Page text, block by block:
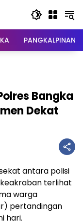
PANGKALPINANG
Bangka
Dekat
sekat antara polisi
terlihat
warga
pertandingan
hari.